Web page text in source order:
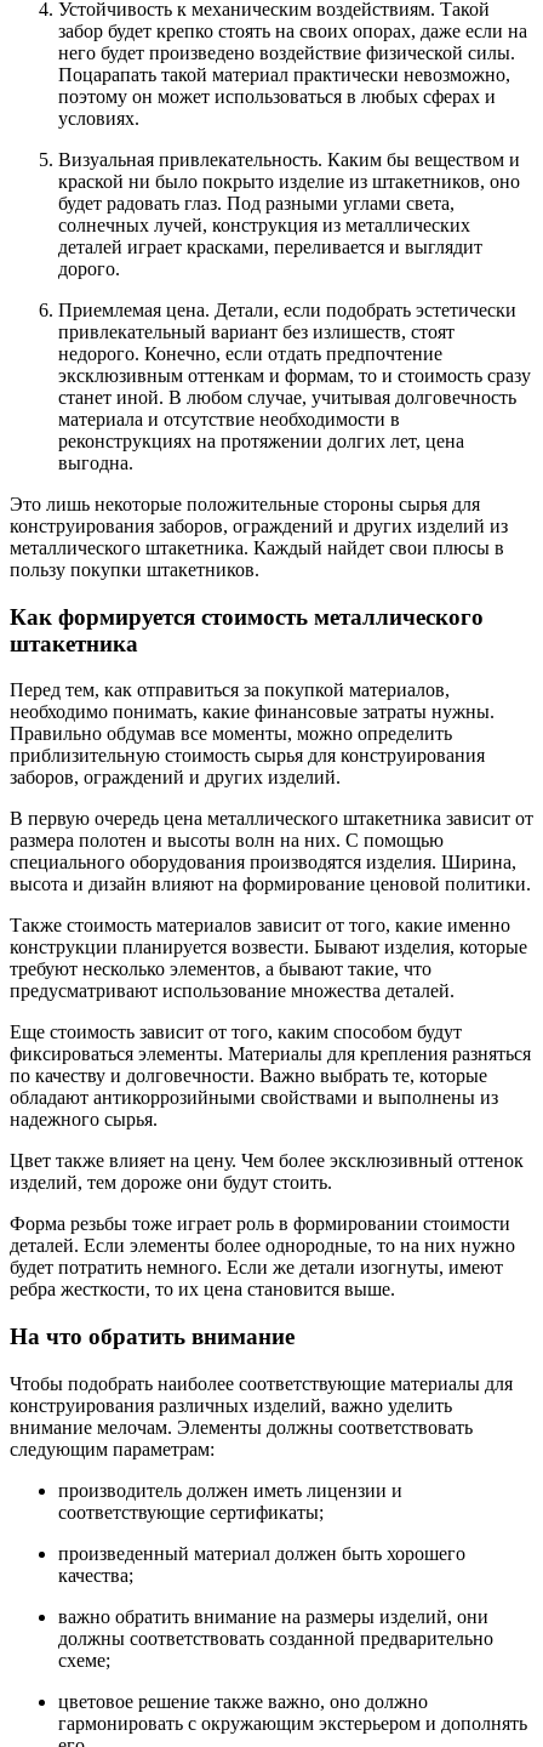
Устойчивость к механическим воздействиям. Такой
забор будет крепко стоять на своих опорах, даже если на
него будет произведено воздействие физической силы.
Поцарапать такой материал практически невозможно,
поэтому он может использоваться в любых сферах и
условиях.
Визуальная привлекательность. Каким бы веществом и
краской ни было покрыто изделие из штакетников, оно
будет радовать глаз. Под разными углами света,
солнечных лучей, конструкция из металлических
деталей играет красками, переливается и выглядит
дорого.
Приемлемая цена. Детали, если подобрать эстетически
привлекательный вариант без излишеств, стоят
недорого. Конечно, если отдать предпочтение
эксклюзивным оттенкам и формам, то и стоимость сразу
станет иной. В любом случае, учитывая долговечность
материала и отсутствие необходимости в
реконструкциях на протяжении долгих лет, цена
выгодна.
Это лишь некоторые положительные стороны сырья для
конструирования заборов, ограждений и других изделий из
металлического штакетника. Каждый найдет свои плюсы в
пользу покупки штакетников.
Как формируется стоимость металлического
штакетника
Перед тем, как отправиться за покупкой материалов,
необходимо понимать, какие финансовые затраты нужны.
Правильно обдумав все моменты, можно определить
приблизительную стоимость сырья для конструирования
заборов, ограждений и других изделий.
В первую очередь цена металлического штакетника зависит от
размера полотен и высоты волн на них. С помощью
специального оборудования производятся изделия. Ширина,
высота и дизайн влияют на формирование ценовой политики.
Также стоимость материалов зависит от того, какие именно
конструкции планируется возвести. Бывают изделия, которые
требуют несколько элементов, а бывают такие, что
предусматривают использование множества деталей.
Еще стоимость зависит от того, каким способом будут
фиксироваться элементы. Материалы для крепления разняться
по качеству и долговечности. Важно выбрать те, которые
обладают антикоррозийными свойствами и выполнены из
надежного сырья.
Цвет также влияет на цену. Чем более эксклюзивный оттенок
изделий, тем дороже они будут стоить.
Форма резьбы тоже играет роль в формировании стоимости
деталей. Если элементы более однородные, то на них нужно
будет потратить немного. Если же детали изогнуты, имеют
ребра жесткости, то их цена становится выше.
На что обратить внимание
Чтобы подобрать наиболее соответствующие материалы для
конструирования различных изделий, важно уделить
внимание мелочам. Элементы должны соответствовать
следующим параметрам:
производитель должен иметь лицензии и
соответствующие сертификаты;
произведенный материал должен быть хорошего
качества;
важно обратить внимание на размеры изделий, они
должны соответствовать созданной предварительно
схеме;
цветовое решение также важно, оно должно
гармонировать с окружающим экстерьером и дополнять